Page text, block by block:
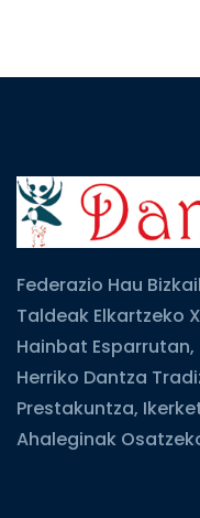
Federazio Hau
Taldeak Elkartzeko
Hainbat Esparrutan,
Herriko Dantza
Prestakuntza,
Ahaleginak